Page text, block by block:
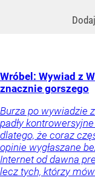
Wróbel: Wywiad z
znacznie gorszego
Burza po wywiadzie z
padły
dlatego, że coraz
opinie wygłaszane
Internet od dawna
lecz tych, którzy